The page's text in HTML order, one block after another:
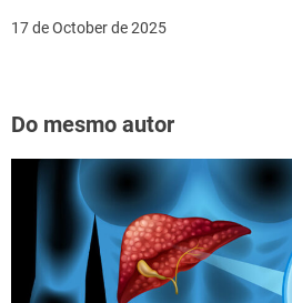
17 de October de 2025
Do mesmo autor